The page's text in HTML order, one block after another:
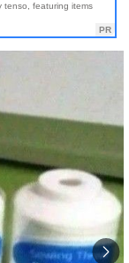
tenso, featuring items